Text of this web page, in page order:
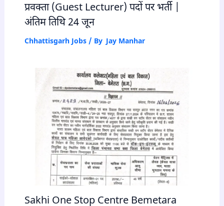
प्रवक्ता (Guest Lecturer) पदों पर भर्ती |
अंतिम तिथि 24 जून
Chhattisgarh Jobs/ By Jay Manhar
Sakhi One Stop Centre Bemetara